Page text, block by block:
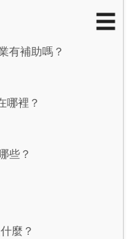
☰
有補助嗎？
哪裡？
些？
麼？